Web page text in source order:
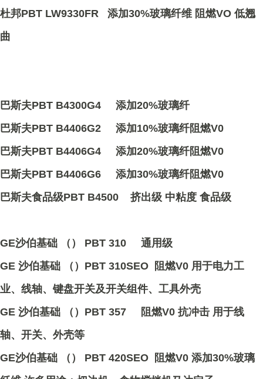
杜邦PBT LW9330FR 添加30%玻璃纤维 阻燃VO 低翘
曲
巴斯夫PBT B4300G4 添加20%玻璃纤
巴斯夫PBT B4406G2 添加10%玻璃纤阻燃V0
巴斯夫PBT B4406G4 添加20%玻璃纤阻燃V0
巴斯夫PBT B4406G6 添加30%玻璃纤阻燃V0
巴斯夫食品级PBT B4500 挤出级 中粘度 食品级
GE沙伯基础 （） PBT 310 通用级
GE 沙伯基础 （）PBT 310SEO 阻燃V0 用于电力工
业、线轴、键盘开关及开关组件、工具外壳
GE 沙伯基础 （）PBT 357 阻燃V0 抗冲击 用于线
轴、开关、外壳等
GE沙伯基础 （） PBT 420SEO 阻燃V0 添加30%玻璃